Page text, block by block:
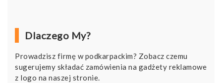
Dlaczego My?
Prowadzisz firmę w podkarpackim? Zobacz czemu
sugerujemy składać zamówienia na gadżety reklamowe
z logo na naszej stronie.